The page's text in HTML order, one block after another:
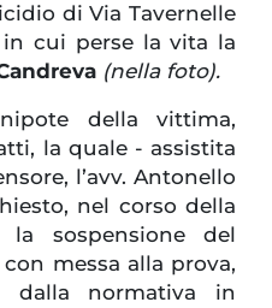
di Via Tavernelle
in cui perse la vita la
(nella foto).
della vittima,
la quale - assistita
l’avv. Antonello
nel corso della
la sospensione del
messa alla prova,
dalla normativa in